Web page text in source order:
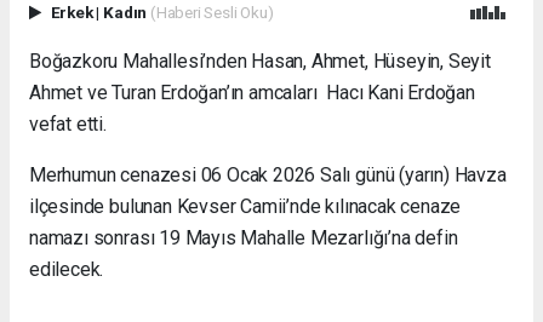
Erkek| Kadın (Haberi Sesli Oku)
Boğazkoru Mahallesi’nden Hasan, Ahmet, Hüseyin, Seyit
Ahmet ve Turan Erdoğan’ın amcaları Hacı Kani Erdoğan
vefat etti.
Merhumun cenazesi 06 Ocak 2026 Salı günü (yarın) Havza
ilçesinde bulunan Kevser Camii’nde kılınacak cenaze
namazı sonrası 19 Mayıs Mahalle Mezarlığı’na defin
edilecek.